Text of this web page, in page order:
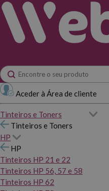
Aceder à Área de cliente
Tinteiros e Toners
Tinteiros e Toners
HP
HP
Tinteiros HP 21 e 22
Tinteiros HP 56, 57 e 58
Tinteiros HP 62